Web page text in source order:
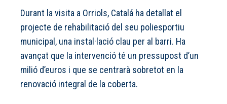
Durant la visita a Orriols, Catalá ha detallat el
projecte de rehabilitació del seu poliesportiu
municipal, una instal·lació clau per al barri. Ha
avançat que la intervenció té un pressupost d’un
milió d’euros i que se centrarà sobretot en la
renovació integral de la coberta.